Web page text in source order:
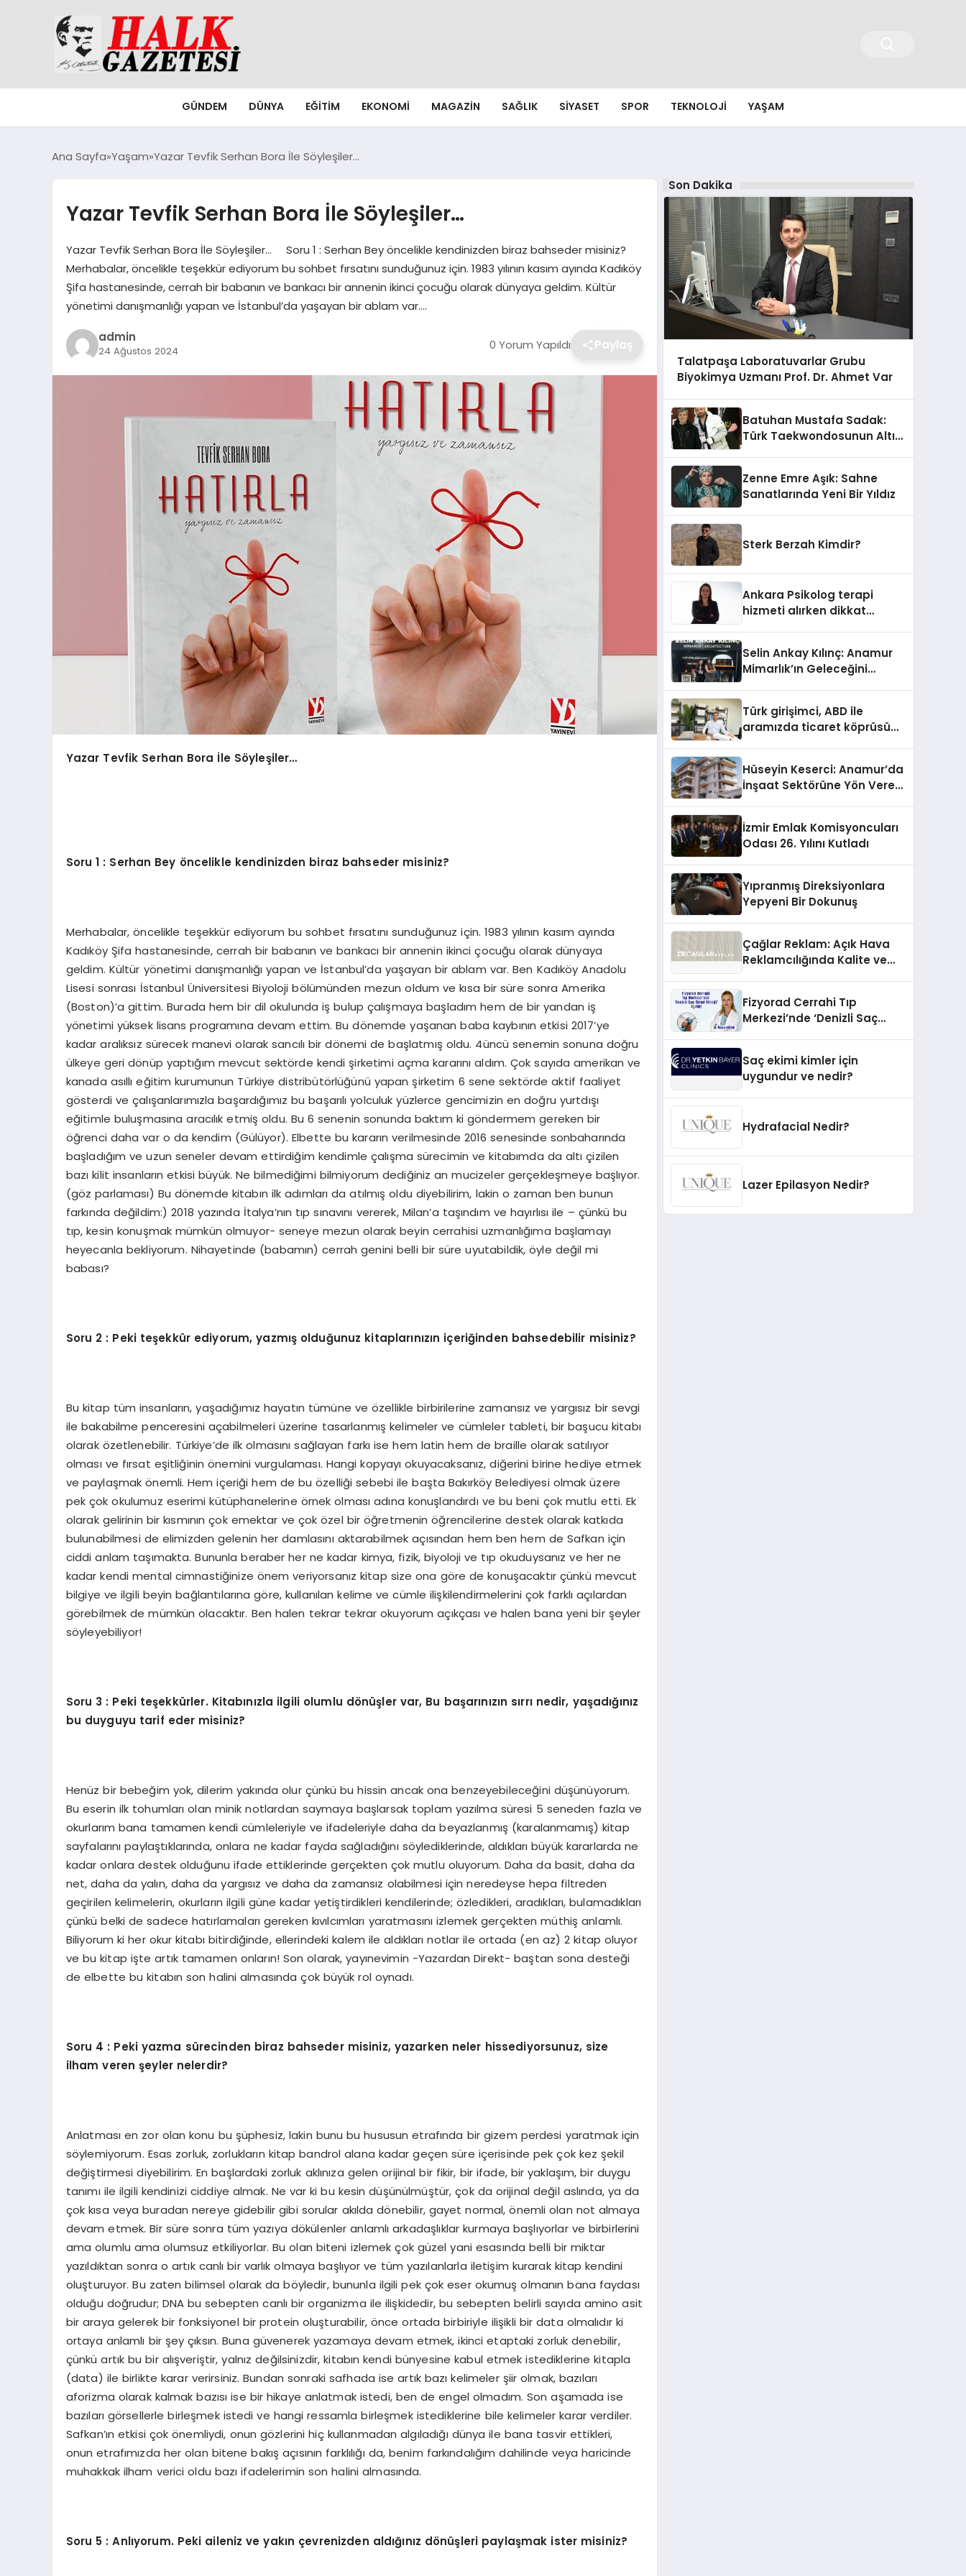
GÜNDEM DÜNYA EĞITIM EKONOMI MAGAZIN SAĞLIK SIYASET SPOR TEKNOLOJI YAŞAM
Ana Sayfa Yaşam Yazar Tevfik Serhan Bora İle Söyleşiler…
Yazar Tevfik Serhan Bora İle Söyleşiler…
Yazar Tevfik Serhan Bora İle Söyleşiler… Soru 1 : Serhan Bey öncelikle kendinizden biraz bahseder misiniz?
Merhabalar, öncelikle teşekkür ediyorum bu sohbet fırsatını sunduğunuz için. 1983 yılının kasım ayında Kadıköy
Şifa hastanesinde, cerrah bir babanın ve bankacı bir annenin ikinci çocuğu olarak dünyaya geldim. Kültür
yönetimi danışmanlığı yapan ve İstanbul’da yaşayan bir ablam var….
admin
24 Ağustos 2024 0 Yorum Yapıldı Paylaş
Yazar Tevfik Serhan Bora İle Söyleşiler…
Soru 1 : Serhan Bey öncelikle kendinizden biraz bahseder misiniz?
Merhabalar, öncelikle teşekkür ediyorum bu sohbet fırsatını sunduğunuz için. 1983 yılının kasım ayında
Kadıköy Şifa hastanesinde, cerrah bir babanın ve bankacı bir annenin ikinci çocuğu olarak dünyaya
geldim. Kültür yönetimi danışmanlığı yapan ve İstanbul’da yaşayan bir ablam var. Ben Kadıköy Anadolu
Lisesi sonrası İstanbul Üniversitesi Biyoloji bölümünden mezun oldum ve kısa bir süre sonra Amerika
(Boston)’a gittim. Burada hem bir dil okulunda iş bulup çalışmaya başladım hem de bir yandan iş
yönetimi yüksek lisans programına devam ettim. Bu dönemde yaşanan baba kaybının etkisi 2017’ye
kadar aralıksız sürecek manevi olarak sancılı bir dönemi de başlatmış oldu. 4üncü senemin sonuna doğru
ülkeye geri dönüp yaptığım mevcut sektörde kendi şirketimi açma kararını aldım. Çok sayıda amerikan ve
kanada asıllı eğitim kurumunun Türkiye distribütörlüğünü yapan şirketim 6 sene sektörde aktif faaliyet
gösterdi ve çalışanlarımızla başardığımız bu başarılı yolculuk yüzlerce gencimizin en doğru yurtdışı
eğitimle buluşmasına aracılık etmiş oldu. Bu 6 senenin sonunda baktım ki göndermem gereken bir
öğrenci daha var o da kendim (Gülüyor). Elbette bu kararın verilmesinde 2016 senesinde sonbaharında
başladığım ve uzun seneler devam ettirdiğim kendimle çalışma sürecimin ve kitabımda da altı çizilen
bazı kilit insanların etkisi büyük. Ne bilmediğimi bilmiyorum dediğiniz an mucizeler gerçekleşmeye başlıyor.
(göz parlaması) Bu dönemde kitabın ilk adımları da atılmış oldu diyebilirim, lakin o zaman ben bunun
farkında değildim:) 2018 yazında İtalya’nın tıp sınavını vererek, Milan’a taşındım ve hayırlısı ile – çünkü bu
tıp, kesin konuşmak mümkün olmuyor- seneye mezun olarak beyin cerrahisi uzmanlığıma başlamayı
heyecanla bekliyorum. Nihayetinde (babamın) cerrah genini belli bir süre uyutabildik, öyle değil mi
babası?
Soru 2 : Peki teşekkür ediyorum, yazmış olduğunuz kitaplarınızın içeriğinden bahsedebilir misiniz?
Bu kitap tüm insanların, yaşadığımız hayatın tümüne ve özellikle birbirilerine zamansız ve yargısız bir sevgi
ile bakabilme penceresini açabilmeleri üzerine tasarlanmış kelimeler ve cümleler tableti, bir başucu kitabı
olarak özetlenebilir. Türkiye’de ilk olmasını sağlayan farkı ise hem latin hem de braille olarak satılıyor
olması ve fırsat eşitliğinin önemini vurgulaması. Hangi kopyayı okuyacaksanız, diğerini birine hediye etmek
ve paylaşmak önemli. Hem içeriği hem de bu özelliği sebebi ile başta Bakırköy Belediyesi olmak üzere
pek çok okulumuz eserimi kütüphanelerine örnek olması adına konuşlandırdı ve bu beni çok mutlu etti. Ek
olarak gelirinin bir kısmının çok emektar ve çok özel bir öğretmenin öğrencilerine destek olarak katkıda
bulunabilmesi de elimizden gelenin her damlasını aktarabilmek açısından hem ben hem de Safkan için
ciddi anlam taşımakta. Bununla beraber her ne kadar kimya, fizik, biyoloji ve tıp okuduysanız ve her ne
kadar kendi mental cimnastiğinize önem veriyorsanız kitap size ona göre de konuşacaktır çünkü mevcut
bilgiye ve ilgili beyin bağlantılarına göre, kullanılan kelime ve cümle ilişkilendirmelerini çok farklı açılardan
görebilmek de mümkün olacaktır. Ben halen tekrar tekrar okuyorum açıkçası ve halen bana yeni bir şeyler
söyleyebiliyor!
Soru 3 : Peki teşekkürler. Kitabınızla ilgili olumlu dönüşler var, Bu başarınızın sırrı nedir, yaşadığınız
bu duyguyu tarif eder misiniz?
Henüz bir bebeğim yok, dilerim yakında olur çünkü bu hissin ancak ona benzeyebileceğini düşünüyorum.
Bu eserin ilk tohumları olan minik notlardan saymaya başlarsak toplam yazılma süresi 5 seneden fazla ve
okurlarım bana tamamen kendi cümleleriyle ve ifadeleriyle daha da beyazlanmış (karalanmamış) kitap
sayfalarını paylaştıklarında, onlara ne kadar fayda sağladığını söylediklerinde, aldıkları büyük kararlarda ne
kadar onlara destek olduğunu ifade ettiklerinde gerçekten çok mutlu oluyorum. Daha da basit, daha da
net, daha da yalın, daha da yargısız ve daha da zamansız olabilmesi için neredeyse hepa filtreden
geçirilen kelimelerin, okurların ilgili güne kadar yetiştirdikleri kendilerinde; özledikleri, aradıkları, bulamadıkları
çünkü belki de sadece hatırlamaları gereken kıvılcımları yaratmasını izlemek gerçekten müthiş anlamlı.
Biliyorum ki her okur kitabı bitirdiğinde, ellerindeki kalem ile aldıkları notlar ile ortada (en az) 2 kitap oluyor
ve bu kitap işte artık tamamen onların! Son olarak, yayınevimin -Yazardan Direkt- baştan sona desteği
de elbette bu kitabın son halini almasında çok büyük rol oynadı.
Soru 4 : Peki yazma sürecinden biraz bahseder misiniz, yazarken neler hissediyorsunuz, size
ilham veren şeyler nelerdir?
Anlatması en zor olan konu bu şüphesiz, lakin bunu bu hususun etrafında bir gizem perdesi yaratmak için
söylemiyorum. Esas zorluk, zorlukların kitap bandrol alana kadar geçen süre içerisinde pek çok kez şekil
değiştirmesi diyebilirim. En başlardaki zorluk aklınıza gelen orijinal bir fikir, bir ifade, bir yaklaşım, bir duygu
tanımı ile ilgili kendinizi ciddiye almak. Ne var ki bu kesin düşünülmüştür, çok da orijinal değil aslında, ya da
çok kısa veya buradan nereye gidebilir gibi sorular akılda dönebilir, gayet normal, önemli olan not almaya
devam etmek. Bir süre sonra tüm yazıya dökülenler anlamlı arkadaşlıklar kurmaya başlıyorlar ve birbirlerini
ama olumlu ama olumsuz etkiliyorlar. Bu olan biteni izlemek çok güzel yani esasında belli bir miktar
yazıldıktan sonra o artık canlı bir varlık olmaya başlıyor ve tüm yazılanlarla iletişim kurarak kitap kendini
oluşturuyor. Bu zaten bilimsel olarak da böyledir, bununla ilgili pek çok eser okumuş olmanın bana faydası
olduğu doğrudur; DNA bu sebepten canlı bir organizma ile ilişkidedir, bu sebepten belirli sayıda amino asit
bir araya gelerek bir fonksiyonel bir protein oluşturabilir, önce ortada birbiriyle ilişikli bir data olmalıdır ki
ortaya anlamlı bir şey çıksın. Buna güvenerek yazamaya devam etmek, ikinci etaptaki zorluk denebilir,
çünkü artık bu bir alışveriştir, yalnız değilsinizdir, kitabın kendi bünyesine kabul etmek istediklerine kitapla
(data) ile birlikte karar verirsiniz. Bundan sonraki safhada ise artık bazı kelimeler şiir olmak, bazıları
aforizma olarak kalmak bazısı ise bir hikaye anlatmak istedi, ben de engel olmadım. Son aşamada ise
bazıları görsellerle birleşmek istedi ve hangi ressamla birleşmek istediklerine bile kelimeler karar verdiler.
Safkan’ın etkisi çok önemliydi, onun gözlerini hiç kullanmadan algıladığı dünya ile bana tasvir ettikleri,
onun etrafımızda her olan bitene bakış açısının farklılığı da, benim farkındalığım dahilinde veya haricinde
muhakkak ilham verici oldu bazı ifadelerimin son halini almasında.
Soru 5 : Anlıyorum. Peki aileniz ve yakın çevrenizden aldığınız dönüşleri paylaşmak ister misiniz?
Son Dakika
Talatpaşa Laboratuvarlar Grubu
Biyokimya Uzmanı Prof. Dr. Ahmet Var
Batuhan Mustafa Sadak:
Türk Taekwondosunun Altın
Zenne Emre Aşık: Sahne
Sanatlarında Yeni Bir Yıldız
Sterk Berzah Kimdir?
Ankara Psikolog terapi
hizmeti alırken dikkat
Selin Ankay Kılınç: Anamur
Mimarlık’ın Geleceğini
Türk girişimci, ABD ile
aramızda ticaret köprüsü
Hüseyin Keserci: Anamur’da
İnşaat Sektörüne Yön Veren
İzmir Emlak Komisyoncuları
Odası 26. Yılını Kutladı
Yıpranmış Direksiyonlara
Yepyeni Bir Dokunuş
Çağlar Reklam: Açık Hava
Reklamcılığında Kalite ve
Fizyorad Cerrahi Tıp
Merkezi’nde ‘Denizli Saç
Saç ekimi kimler için
uygundur ve nedir?
Hydrafacial Nedir?
Lazer Epilasyon Nedir?